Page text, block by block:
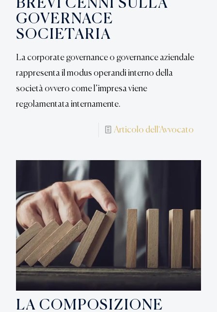
BREVI CENNI SULLA
GOVERNACE
SOCIETARIA
La corporate governance o governance aziendale
rappresenta il modus operandi interno della
società ovvero come l’impresa viene
regolamentata internamente.
Articolo dell'Avvocato
LA COMPOSIZIONE